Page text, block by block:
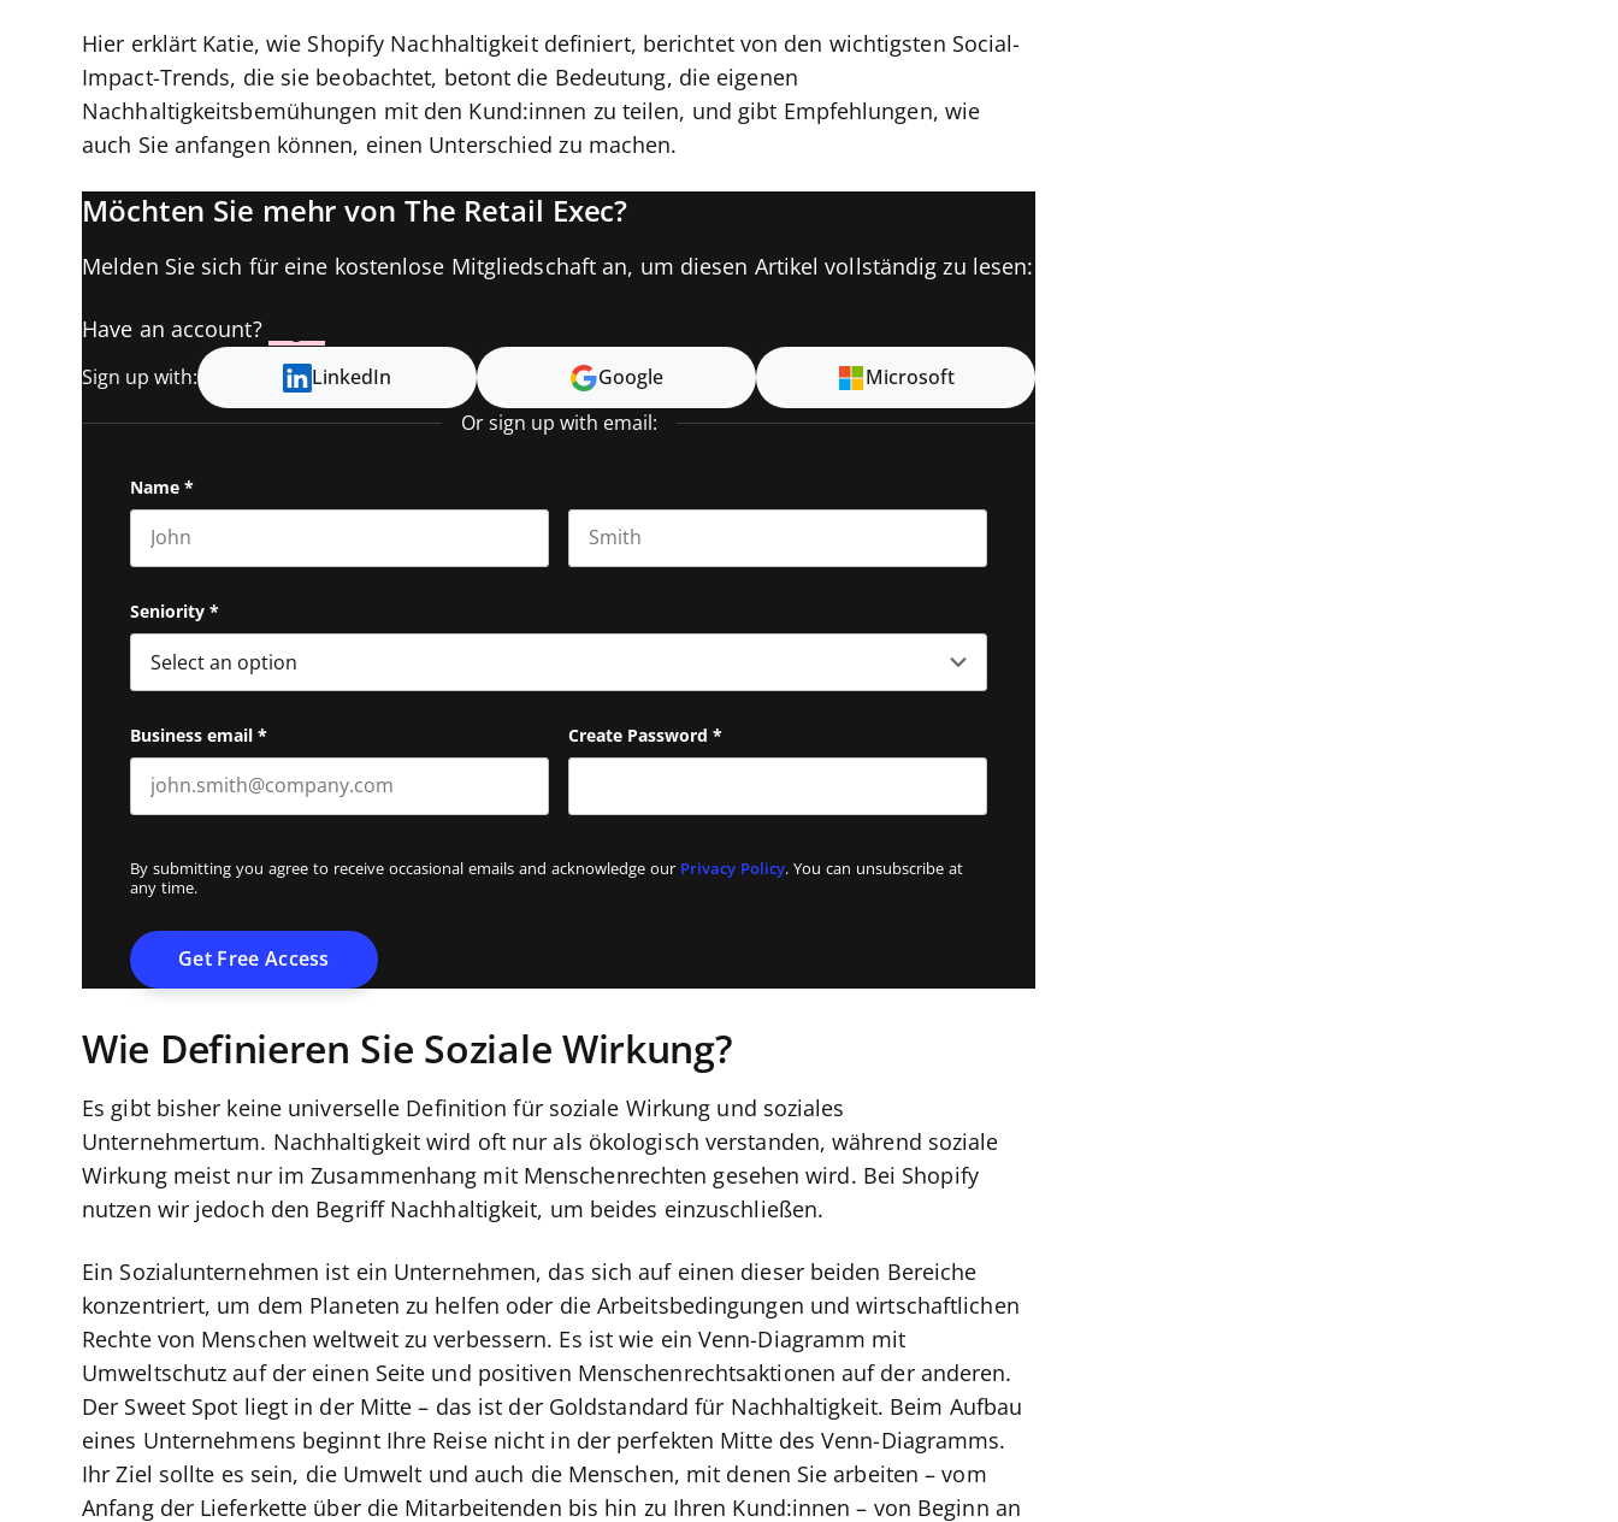
Hier erklärt Katie, wie Shopify Nachhaltigkeit definiert, berichtet von den wichtigsten Social-
Impact-Trends, die sie beobachtet, betont die Bedeutung, die eigenen
Nachhaltigkeitsbemühungen mit den Kund:innen zu teilen, und gibt Empfehlungen, wie
auch Sie anfangen können, einen Unterschied zu machen.
Möchten Sie mehr von The Retail Exec?
Melden Sie sich für eine kostenlose Mitgliedschaft an, um diesen Artikel vollständig zu lesen:
Have an account?
Sign up with: LinkedIn Google Microsoft
Or sign up with email:
Name *
Seniority *
Business email * Create Password *
By submitting you agree to receive occasional emails and acknowledge our Privacy Policy. You can unsubscribe at
any time.
Wie Definieren Sie Soziale Wirkung?
Es gibt bisher keine universelle Definition für soziale Wirkung und soziales
Unternehmertum. Nachhaltigkeit wird oft nur als ökologisch verstanden, während soziale
Wirkung meist nur im Zusammenhang mit Menschenrechten gesehen wird. Bei Shopify
nutzen wir jedoch den Begriff Nachhaltigkeit, um beides einzuschließen.
Ein Sozialunternehmen ist ein Unternehmen, das sich auf einen dieser beiden Bereiche
konzentriert, um dem Planeten zu helfen oder die Arbeitsbedingungen und wirtschaftlichen
Rechte von Menschen weltweit zu verbessern. Es ist wie ein Venn-Diagramm mit
Umweltschutz auf der einen Seite und positiven Menschenrechtsaktionen auf der anderen.
Der Sweet Spot liegt in der Mitte – das ist der Goldstandard für Nachhaltigkeit. Beim Aufbau
eines Unternehmens beginnt Ihre Reise nicht in der perfekten Mitte des Venn-Diagramms.
Ihr Ziel sollte es sein, die Umwelt und auch die Menschen, mit denen Sie arbeiten – vom
Anfang der Lieferkette über die Mitarbeitenden bis hin zu Ihren Kund:innen – von Beginn an